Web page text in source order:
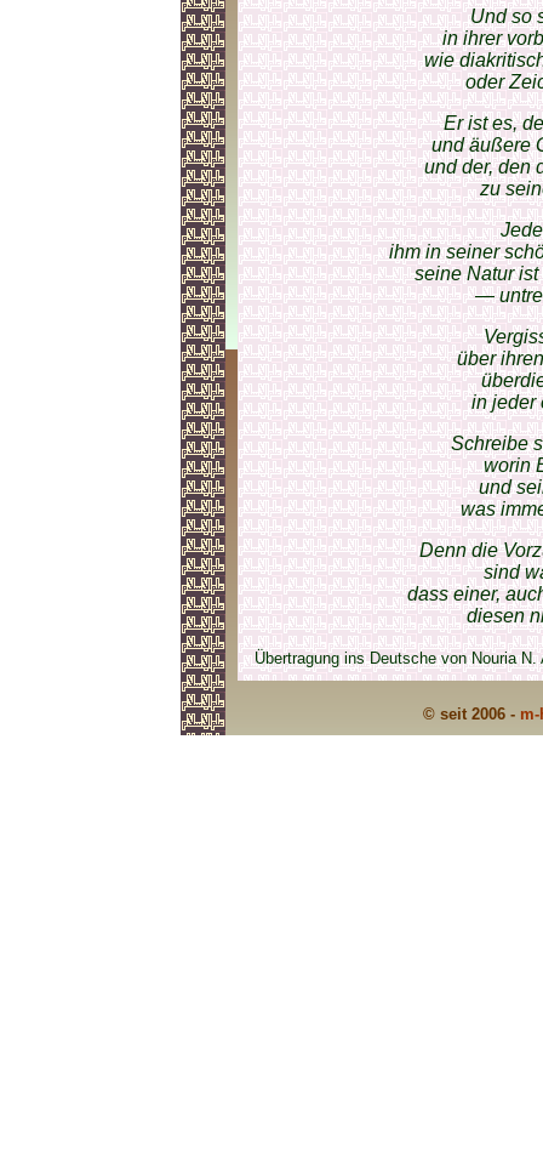
Und so
in ihrer
wie
oder
Er ist es,
und äußere
und der, den
zu
ihm in seiner
seine Natur
—
über
in jeder
Schreibe
worin
und
was
Denn die
sind
dass einer,
diesen
Übertragung ins Deutsche von Nouria N.
© seit 2006 -